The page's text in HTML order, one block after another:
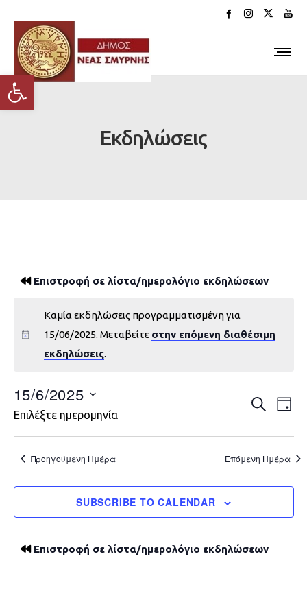
Ανοίξτε τη γραμμή εργαλείων
Εκδηλώσεις
Επιστροφή σε λίστα/ημερολόγιο εκδηλώσεων
Καμία εκδηλώσεις προγραμματισμένη για
15/06/2025. Μεταβείτε στην επόμενη διαθέσιμη
εκδηλώσεις.
Search
and
Views
DAY
15/6/2025
Επιλέξτε ημερομηνία
Προηγούμενη Ημέρα Επόμενη Ημέρα
SUBSCRIBE TO CALENDAR
Επιστροφή σε λίστα/ημερολόγιο εκδηλώσεων